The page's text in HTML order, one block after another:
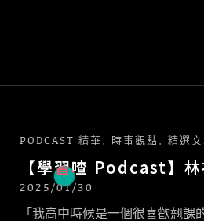
PODCAST 精華, 時事觀點,精選
【學習喳 Podcast】
POSTED
ON
2025/01/30
「我高中時候是一個很喜歡翹